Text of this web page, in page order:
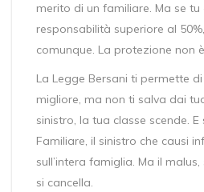
merito di un familiare. Ma se tu
responsabilità superiore al
comunque. La protezione non
La Legge Bersani ti permette
migliore, ma non ti salva dai
sinistro, la tua classe scende. E
Familiare, il sinistro che causi
sull’intera famiglia. Ma il
si cancella.